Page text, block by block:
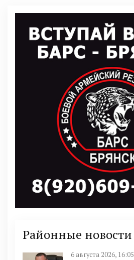
Районные новости
6 августа 2026, 16:05